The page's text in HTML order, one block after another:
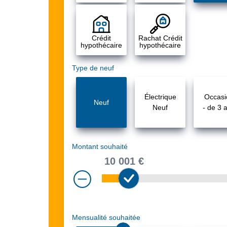
Crédit
hypothécaire
Rachat Crédit
hypothécaire
Type de neuf
Neuf
Électrique
Neuf
- de 3
Montant souhaité
10 001 €
Mensualité souhaitée